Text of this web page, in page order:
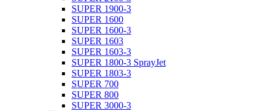
SUPER 1900-3
SUPER 1600
SUPER 1600-3
SUPER 1603
SUPER 1603-3
SUPER 1800-3 SprayJet
SUPER 1803-3
SUPER 700
SUPER 800
SUPER 3000-3